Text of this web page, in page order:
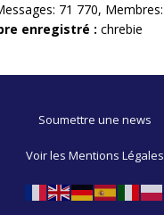
71 770, Membres:
enregistré : chrebie
Soumettre une news
Voir les Mentions Légales